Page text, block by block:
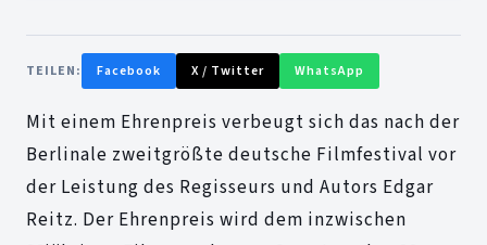
TEILEN: Facebook X / Twitter WhatsApp
Mit einem Ehrenpreis verbeugt sich das nach der
Berlinale zweitgrößte deutsche Filmfestival vor
der Leistung des Regisseurs und Autors Edgar
Reitz. Der Ehrenpreis wird dem inzwischen